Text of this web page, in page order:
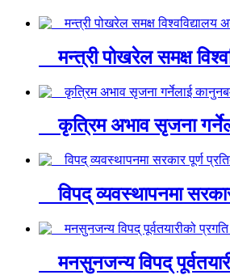
मन्त्री पोखरेल समक्ष
कृत्रिम अभाव सृजना
विपद् व्यवस्थापनमा
मनसुनजन्य विपद्